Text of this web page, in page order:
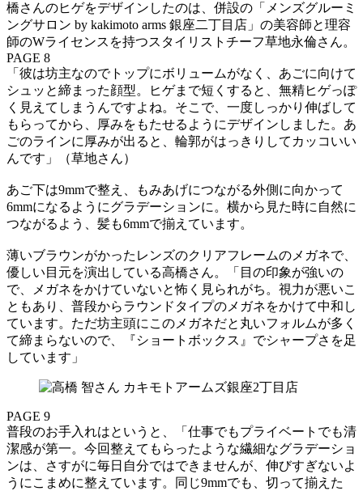
橋さんのヒゲをデザインしたのは、併設の「メンズグルーミ
ングサロン by kakimoto arms 銀座二丁目店」の美容師と理容
師のWライセンスを持つスタイリストチーフ草地永倫さん。
PAGE 8
「彼は坊主なのでトップにボリュームがなく、あごに向けて
シュッと締まった顔型。ヒゲまで短くすると、無精ヒゲっぽ
く見えてしまうんですよね。そこで、一度しっかり伸ばして
もらってから、厚みをもたせるようにデザインしました。あ
ごのラインに厚みが出ると、輪郭がはっきりしてカッコいい
んです」（草地さん）
あご下は9mmで整え、もみあげにつながる外側に向かって
6mmになるようにグラデーションに。横から見た時に自然に
つながるよう、髪も6mmで揃えています。
薄いブラウンがかったレンズのクリアフレームのメガネで、
優しい目元を演出している高橋さん。「目の印象が強いの
で、メガネをかけていないと怖く見られがち。視力が悪いこ
ともあり、普段からラウンドタイプのメガネをかけて中和し
ています。ただ坊主頭にこのメガネだと丸いフォルムが多く
て締まらないので、『ショートボックス』でシャープさを足
しています」
PAGE 9
普段のお手入れはというと、「仕事でもプライベートでも清
潔感が第一。今回整えてもらったような繊細なグラデーショ
ンは、さすがに毎日自分ではできませんが、伸びすぎないよ
うにこまめに整えています。同じ9mmでも、切って揃えた